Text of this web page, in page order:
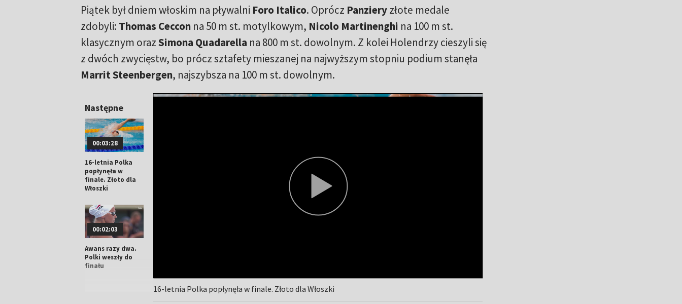
Piątek był dniem włoskim na pływalni Foro Italico. Oprócz Panzieryzłote medale
zdobyli: Thomas Cecconna 50 m st. motylkowym, Nicolo Martinenghi na 100 m st.
klasycznym orazSimona Quadarella na 800 m st. dowolnym. Z kolei Holendrzy cieszyli się
z dwóch zwycięstw, bo prócz sztafety mieszanej na najwyższym stopniu podium stanęła
Marrit Steenbergen, najszybsza na 100 m st. dowolnym.
Następne
00:03:28
16-letnia Polka
popłynęła w
finale. Złoto dla
Włoszki
00:02:03
Awans razy dwa.
Polki weszły do
finału
16-letnia Polka popłynęła w finale. Złoto dla Włoszki